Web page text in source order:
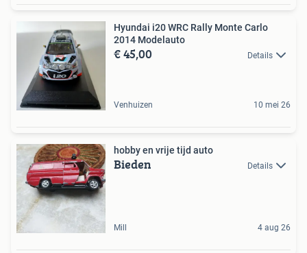
Hyundai i20 WRC Rally Monte Carlo
2014 Modelauto
€ 45,00 Details
Venhuizen 10 mei 26
hobby en vrije tijd auto
Bieden Details
Mill 4 aug 26